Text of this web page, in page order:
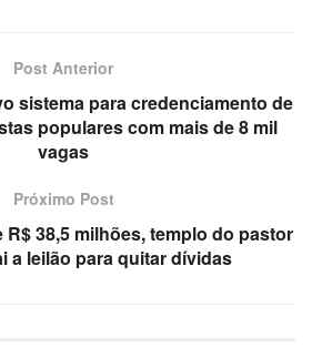
Post Anterior
sistema para credenciamento de
populares com mais de 8 mil
vagas
Próximo Post
38,5 milhões, templo do pastor
a leilão para quitar dívidas